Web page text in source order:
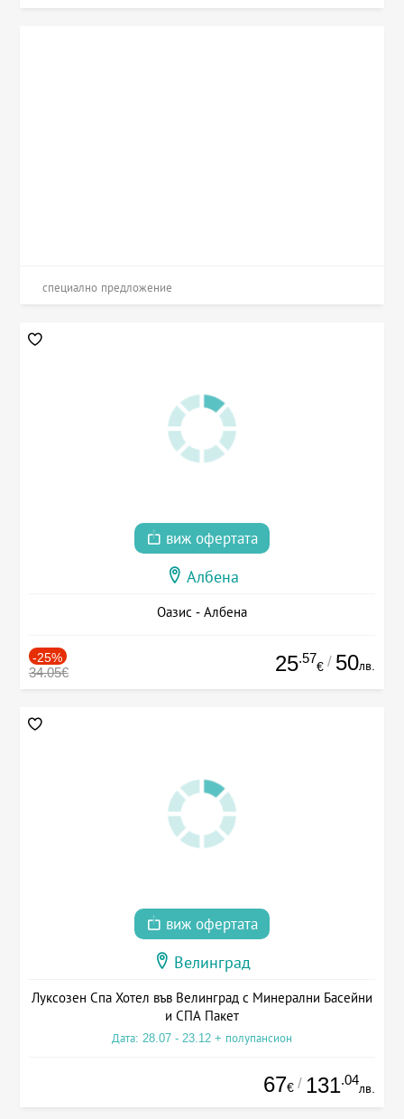
специално предложение
виж офертата
Албена
Оазис - Албена
-25%
34.05€ 25.57
€ / 50лв.
виж офертата
Велинград
Луксозен Спа Хотел във Велинград с Минерални Басейни
и СПА Пакет
Дата: 28.07 - 23.12 + полупансион
67€ / 131.04
лв.